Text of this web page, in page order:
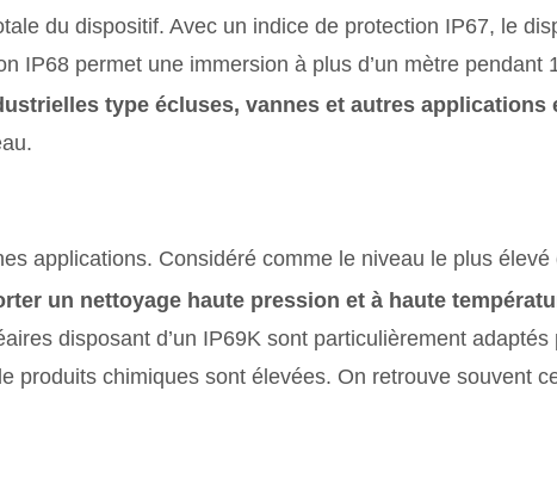
du dispositif. Avec un indice de protection IP67, le
IP68 permet une immersion à plus d’un mètre pendant
type écluses, vannes et autres applications
applications. Considéré comme le niveau le plus élevé
un nettoyage haute pression et à haute
disposant d’un IP69K sont particulièrement
chimiques sont élevées. On retrouve souvent